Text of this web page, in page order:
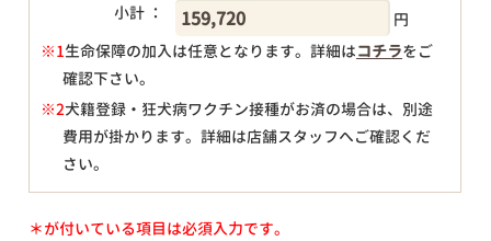
小計 ：
円
※1生命保障の加入は任意となります。詳細はコチラをご
確認下さい。
※2犬籍登録・狂犬病ワクチン接種がお済の場合は、別途
費用が掛かります。詳細は店舗スタッフへご確認くだ
さい。
＊が付いている項目は必須入力です。